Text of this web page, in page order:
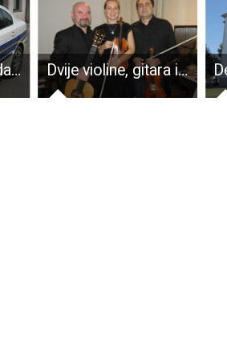
Zbog 500 kuna udaljen iz službe Dvije violine, gitara i koncert za pamćenje!!!